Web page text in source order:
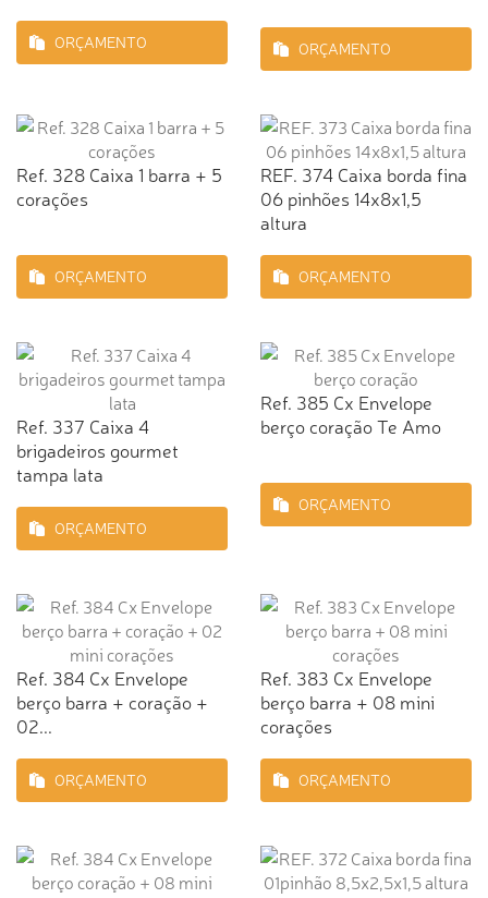
ORÇAMENTO ORÇAMENTO
Ref. 328 Caixa 1 barra + 5
corações
ORÇAMENTO
REF. 374 Caixa borda fina
06 pinhões 14x8x1,5
altura
ORÇAMENTO
Ref. 337 Caixa 4
brigadeiros gourmet
tampa lata
ORÇAMENTO
Ref. 385 Cx Envelope
berço coração Te Amo
ORÇAMENTO
Ref. 384 Cx Envelope
berço barra + coração +
02...
ORÇAMENTO
Ref. 383 Cx Envelope
berço barra + 08 mini
corações
ORÇAMENTO